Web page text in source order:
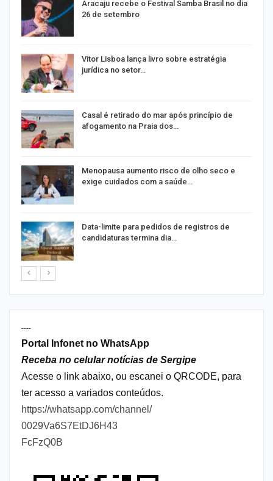
Aracaju recebe o Festival Samba Brasil no dia
26 de setembro
Vitor Lisboa lança livro sobre estratégia
jurídica no setor…
Casal é retirado do mar após princípio de
afogamento na Praia dos…
Menopausa aumento risco de olho seco e
exige cuidados com a saúde…
Data-limite para pedidos de registros de
candidaturas termina dia…
----
Portal Infonet no WhatsApp
Receba no celular notícias de Sergipe
Acesse o link abaixo, ou escanei o QRCODE, para
ter acesso a variados conteúdos.
https://whatsapp.com/channel/
0029Va6S7EtDJ6H43
FcFzQ0B